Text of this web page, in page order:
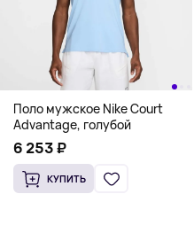
Поло мужское Nike Court
Advantage, голубой
6 253 ₽
КУПИТЬ